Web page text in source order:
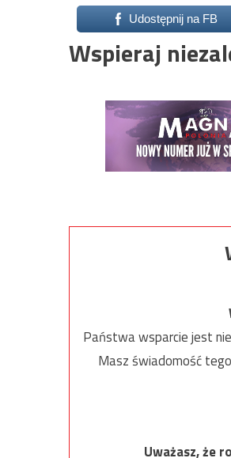
Udostępnij na FB
Wspieraj
Państwa wsparcie jest
Masz świadomość
Uważasz, że